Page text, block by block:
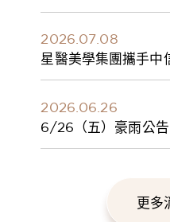
入劑」台灣獨家總代
2026.07.08
星醫美學集團攜手中
學人才新標準 建構
2026.06.26
6/26（五）豪雨公
更多